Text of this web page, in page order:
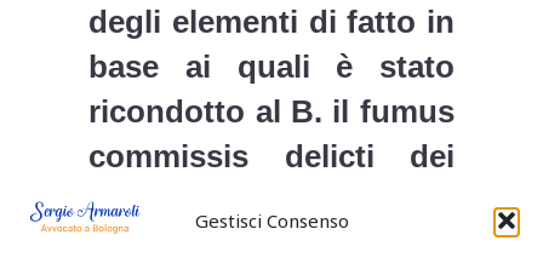
Gestisci Consenso
degli elementi di fatto in
base ai quali è stato
ricondotto al B. il fumus
commissis delicti dei
reati di emissione di
fatture per operazioni